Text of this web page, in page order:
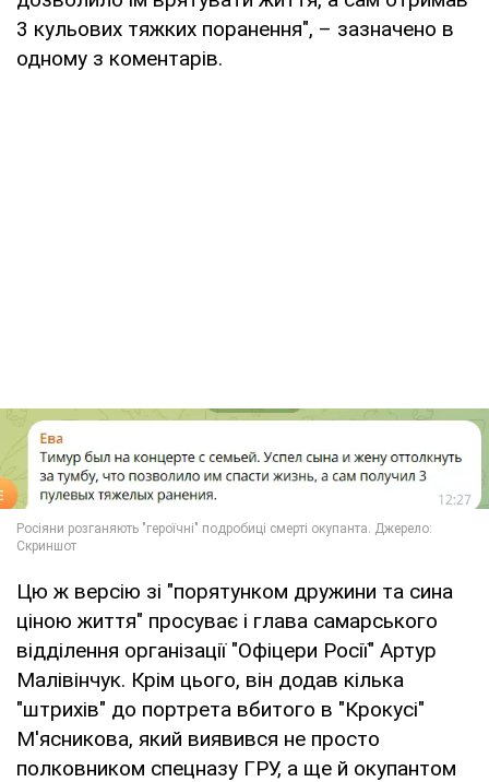
3 кульових тяжких поранення", – зазначено в
одному з коментарів.
Цю ж версію зі "порятунком дружини та сина
ціною життя" просуває і глава самарського
відділення організації "Офіцери Росії" Артур
Малівінчук. Крім цього, він додав кілька
"штрихів" до портрета вбитого в "Крокусі"
М'ясникова, який виявився не просто
полковником спецназу ГРУ, а ще й окупантом